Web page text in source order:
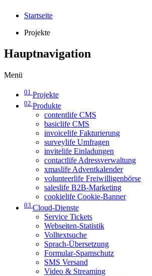
Startseite
Projekte
Hauptnavigation
Menü
01 Projekte
02 Produkte
contentlife CMS
basiclife CMS
invoicelife Fakturierung
surveylife Umfragen
invitelife Einladungen
contactlife Adressverwaltung
xmaslife Adventkalender
volunteerlife Freiwilligenbörse
saleslife B2B-Marketing
cookielife Cookie-Banner
03 Cloud-Dienste
Service Tickets
Webseiten-Statistik
Volltextsuche
Sprach-Übersetzung
Formular-Spamschutz
SMS Versand
Video & Streaming